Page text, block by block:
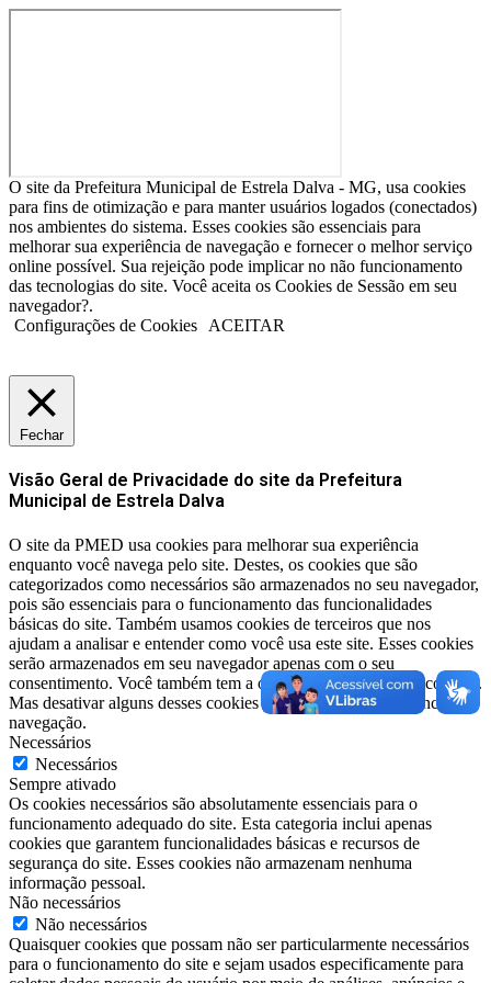
O site da Prefeitura Municipal de Estrela Dalva - MG, usa cookies
para fins de otimização e para manter usuários logados (conectados)
nos ambientes do sistema. Esses cookies são essenciais para
melhorar sua experiência de navegação e fornecer o melhor serviço
online possível. Sua rejeição pode implicar no não funcionamento
das tecnologias do site. Você aceita os Cookies de Sessão em seu
navegador?.
Configurações de Cookies
ACEITAR
Fechar
Visão Geral de Privacidade do site da Prefeitura
Municipal de Estrela Dalva
O site da PMED usa cookies para melhorar sua experiência
enquanto você navega pelo site. Destes, os cookies que são
categorizados como necessários são armazenados no seu navegador,
pois são essenciais para o funcionamento das funcionalidades
básicas do site. Também usamos cookies de terceiros que nos
ajudam a analisar e entender como você usa este site. Esses cookies
serão armazenados em seu navegador apenas com o seu
consentimento. Você também tem a opção de cancelar esses cookies.
Mas desativar alguns desses cookies pode afetar sua experiência de
navegação.
Necessários
Necessários
Sempre ativado
Os cookies necessários são absolutamente essenciais para o
funcionamento adequado do site. Esta categoria inclui apenas
cookies que garantem funcionalidades básicas e recursos de
segurança do site. Esses cookies não armazenam nenhuma
informação pessoal.
Não necessários
Não necessários
Quaisquer cookies que possam não ser particularmente necessários
para o funcionamento do site e sejam usados ​​especificamente para